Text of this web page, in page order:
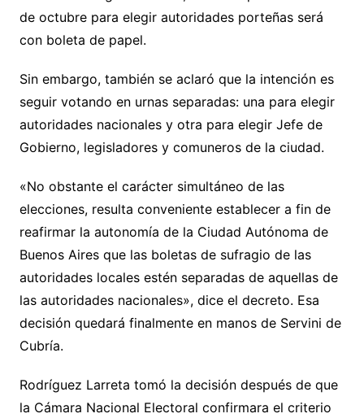
de octubre para elegir autoridades porteñas será
con boleta de papel.
Sin embargo, también se aclaró que la intención es
seguir votando en urnas separadas: una para elegir
autoridades nacionales y otra para elegir Jefe de
Gobierno, legisladores y comuneros de la ciudad.
«No obstante el carácter simultáneo de las
elecciones, resulta conveniente establecer a fin de
reafirmar la autonomía de la Ciudad Autónoma de
Buenos Aires que las boletas de sufragio de las
autoridades locales estén separadas de aquellas de
las autoridades nacionales», dice el decreto. Esa
decisión quedará finalmente en manos de Servini de
Cubría.
Rodríguez Larreta tomó la decisión después de que
la Cámara Nacional Electoral confirmara el criterio